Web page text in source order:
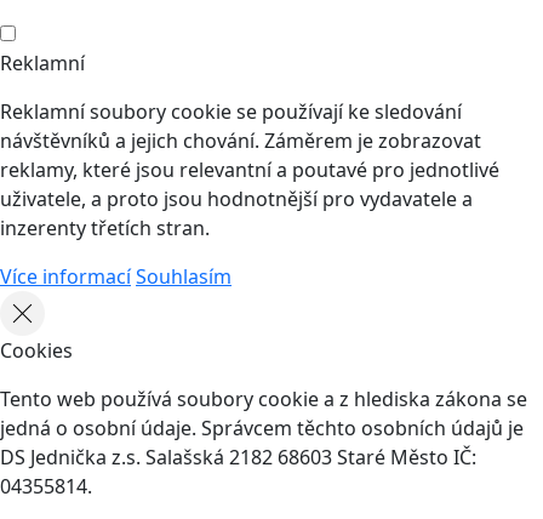
Reklamní
Reklamní soubory cookie se používají ke sledování
návštěvníků a jejich chování. Záměrem je zobrazovat
reklamy, které jsou relevantní a poutavé pro jednotlivé
uživatele, a proto jsou hodnotnější pro vydavatele a
inzerenty třetích stran.
Více informacíSouhlasím
Cookies
Tento web používá soubory cookie a z hlediska zákona se
jedná o osobní údaje. Správcem těchto osobních údajů je
DS Jednička z.s. Salašská 2182 68603 Staré Město IČ:
04355814.